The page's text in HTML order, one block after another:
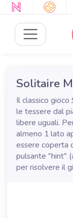
Solitaire
Il classico
le tessere dal
libere uguali.
almeno 1 lato
essere coperta
pulsante "hint"
per risolvere il